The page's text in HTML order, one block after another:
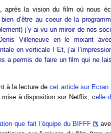
après la vision du film où nous
d’être au coeur de la
j’y ai vu un miroir de nos
Villeneuve en le mixant
en verticale ! Et, j’ai
a permis de faire un film qui ne
à la lecture decet article sur Ecran
mise à disposition sur Netflix, celle
que fait l’équipe du BIFFF